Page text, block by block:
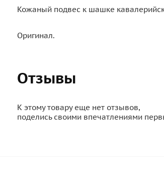
Кожаный подвес к шашке
Оригинал.
Отзывы
К этому товару еще нет отзывов,
поделись своими впечатлениями